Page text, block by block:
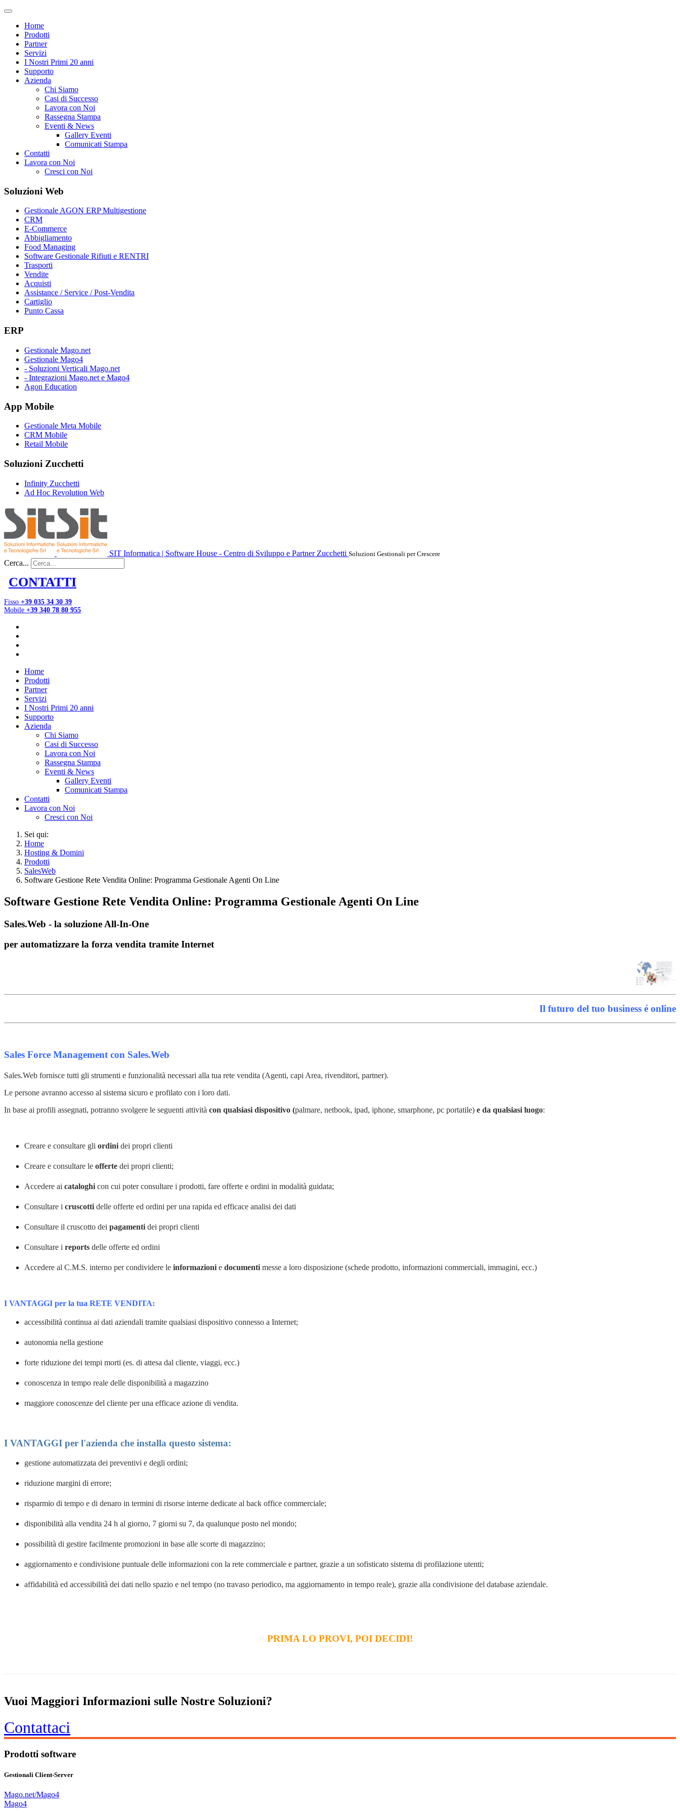
Home
Prodotti
Partner
Servizi
I Nostri Primi 20 anni
Supporto
Azienda
Chi Siamo
Casi di Successo
Lavora con Noi
Rassegna Stampa
Eventi & News
Gallery Eventi
Comunicati Stampa
Contatti
Lavora con Noi
Cresci con Noi
Soluzioni Web
Gestionale AGON ERP Multigestione
CRM
E-Commerce
Abbigliamento
Food Managing
Software Gestionale Rifiuti e RENTRI
Trasporti
Vendite
Acquisti
Assistance / Service / Post-Vendita
Cartiglio
Punto Cassa
ERP
Gestionale Mago.net
Gestionale Mago4
- Soluzioni Verticali Mago.net
- Integrazioni Mago.net e Mago4
Agon Education
App Mobile
Gestionale Meta Mobile
CRM Mobile
Retail Mobile
Soluzioni Zucchetti
Infinity Zucchetti
Ad Hoc Revolution Web
SIT Informatica | Software House - Centro di Sviluppo e Partner Zucchetti Soluzioni Gestionali per Crescere
Cerca...
CONTATTI
Fisso +39 035 34 30 39
Mobile +39 340 78 80 955
Home
Prodotti
Partner
Servizi
I Nostri Primi 20 anni
Supporto
Azienda
Chi Siamo
Casi di Successo
Lavora con Noi
Rassegna Stampa
Eventi & News
Gallery Eventi
Comunicati Stampa
Contatti
Lavora con Noi
Cresci con Noi
Sei qui:
Home
Hosting & Domini
Prodotti
SalesWeb
Software Gestione Rete Vendita Online: Programma Gestionale Agenti On Line
Software Gestione Rete Vendita Online: Programma Gestionale Agenti On Line
Sales.Web - la soluzione All-In-One
per automatizzare la forza vendita tramite Internet
Il futuro del tuo business é online
Sales Force Management con Sales.Web
Sales.Web fornisce tutti gli strumenti e funzionalità necessari alla tua rete vendita (Agenti, capi Area, rivenditori, partner).
Le persone avranno accesso al sistema sicuro e profilato con i loro dati.
In base ai profili assegnati, potranno svolgere le seguenti attività con qualsiasi dispositivo (palmare, netbook, ipad, iphone, smarphone, pc portatile) e da qualsiasi luogo:
Creare e consultare gli ordini dei propri clienti
Creare e consultare le offerte dei propri clienti;
Accedere ai cataloghi con cui poter consultare i prodotti, fare offerte e ordini in modalità guidata;
Consultare i cruscotti delle offerte ed ordini per una rapida ed efficace analisi dei dati
Consultare il cruscotto dei pagamenti dei propri clienti
Consultare i reports delle offerte ed ordini
Accedere al C.M.S. interno per condividere le informazioni e documenti messe a loro disposizione (schede prodotto, informazioni commerciali, immagini, ecc.)
I VANTAGGI per la tua RETE VENDITA:
accessibilità continua ai dati aziendali tramite qualsiasi dispositivo connesso a Internet;
autonomia nella gestione
forte riduzione dei tempi morti (es. di attesa dal cliente, viaggi, ecc.)
conoscenza in tempo reale delle disponibilità a magazzino
maggiore conoscenze del cliente per una efficace azione di vendita.
I VANTAGGI per l'azienda che installa questo sistema:
gestione automatizzata dei preventivi e degli ordini;
riduzione margini di errore;
risparmio di tempo e di denaro in termini di risorse interne dedicate al back office commerciale;
disponibilità alla vendita 24 h al giorno, 7 giorni su 7, da qualunque posto nel mondo;
possibilità di gestire facilmente promozioni in base alle scorte di magazzino;
aggiornamento e condivisione puntuale delle informazioni con la rete commerciale e partner, grazie a un sofisticato sistema di profilazione utenti;
affidabilità ed accessibilità dei dati nello spazio e nel tempo (no travaso periodico, ma aggiornamento in tempo reale), grazie alla condivisione del database aziendale.
PRIMA LO PROVI, POI DECIDI!
Vuoi Maggiori Informazioni sulle Nostre Soluzioni?
Contattaci
Prodotti software
Gestionali Client-Server
Mago.net/Mago4
Mago4